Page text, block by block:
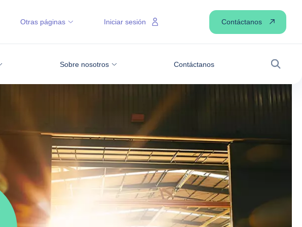
Sobre nosotros Contáctanos
Buscar
Otras páginas Iniciar sesión Contáctanos